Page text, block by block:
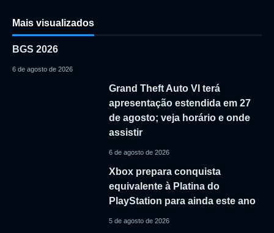
Mais visualizados
BGS 2026
6 de agosto de 2026
Grand Theft Auto VI terá
apresentação estendida em 27
de agosto; veja horário e onde
assistir
6 de agosto de 2026
Xbox prepara conquista
equivalente à Platina do
PlayStation para ainda este ano
5 de agosto de 2026